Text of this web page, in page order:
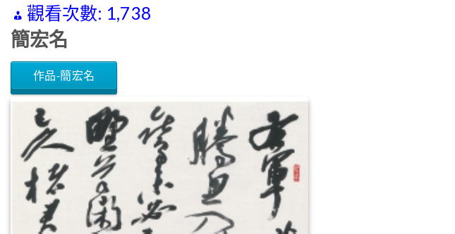
觀看次數: 1,738
簡宏名
作品-簡宏名